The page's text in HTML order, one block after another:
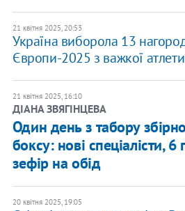
21 квітня 2025, 20:53
Україна виборола 13
Європи-2025 з важкої
21 квітня 2025, 16:10
ДІАНА ЗВЯГІНЦЕВА
Один день з табору
боксу: нові спеціалісти, 6
зефір на обід
20 квітня 2025, 19:05